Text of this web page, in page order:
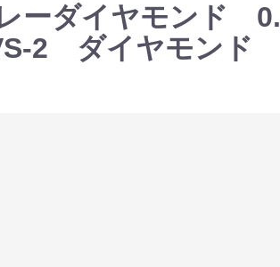
ーダイヤモンド 0.
2 ダイヤモンド